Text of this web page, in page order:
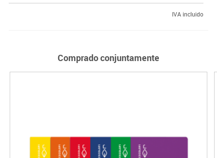
IVA incluido
Comprado conjuntamente